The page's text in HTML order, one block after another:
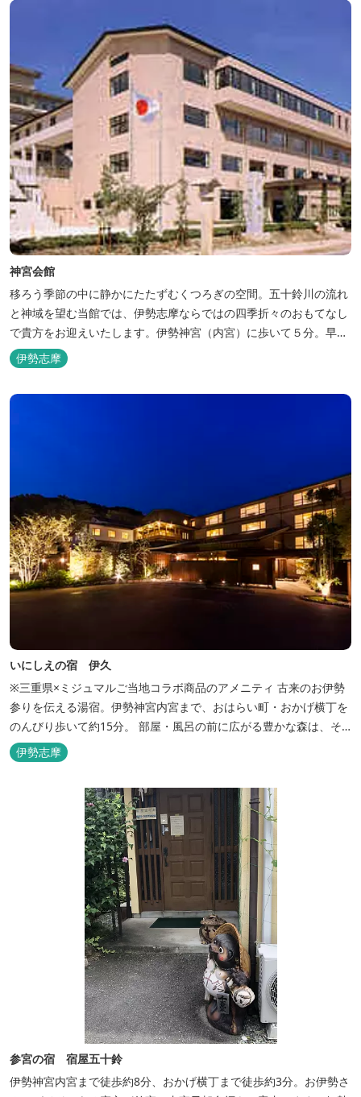
神宮会館
移ろう季節の中に静かにたたずむくつろぎの空間。五十鈴川の流れ
と神域を望む当館では、伊勢志摩ならではの四季折々のおもてなし
で貴方をお迎えいたします。伊勢神宮（内宮）に歩いて５分。早朝
参拝を体験できます。
伊勢志摩
いにしえの宿 伊久
※三重県×ミジュマルご当地コラボ商品のアメニティ 古来のお伊勢
参りを伝える湯宿。伊勢神宮内宮まで、おはらい町・おかげ横丁を
のんびり歩いて約15分。 部屋・風呂の前に広がる豊かな森は、そ
のまま内宮の森へと連なっています。 お伊勢さんとつながってい
る・・そんな気持ちになる宿です。 館内には2つの大浴場と趣の異
伊勢志摩
参宮の宿 宿屋五十鈴
伊勢神宮内宮まで徒歩約8分、おかげ横丁まで徒歩約3分。お伊勢さ